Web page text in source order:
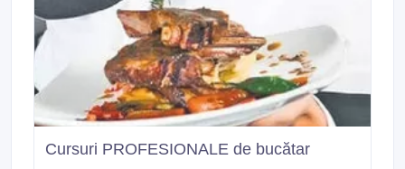
Cursuri PROFESIONALE de bucătar